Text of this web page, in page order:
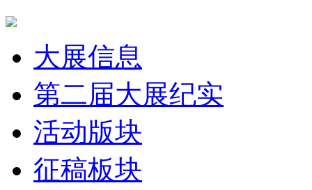
大展信息
第二届大展纪实
活动版块
征稿板块